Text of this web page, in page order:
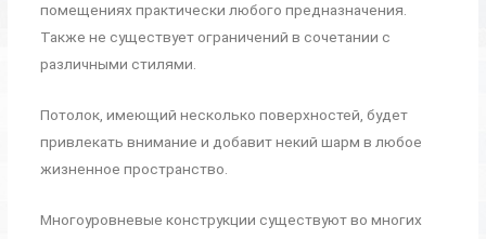
помещениях практически любого предназначения.
Также не существует ограничений в сочетании с
различными стилями.
Потолок, имеющий несколько поверхностей, будет
привлекать внимание и добавит некий шарм в любое
жизненное пространство.
Многоуровневые конструкции существуют во многих